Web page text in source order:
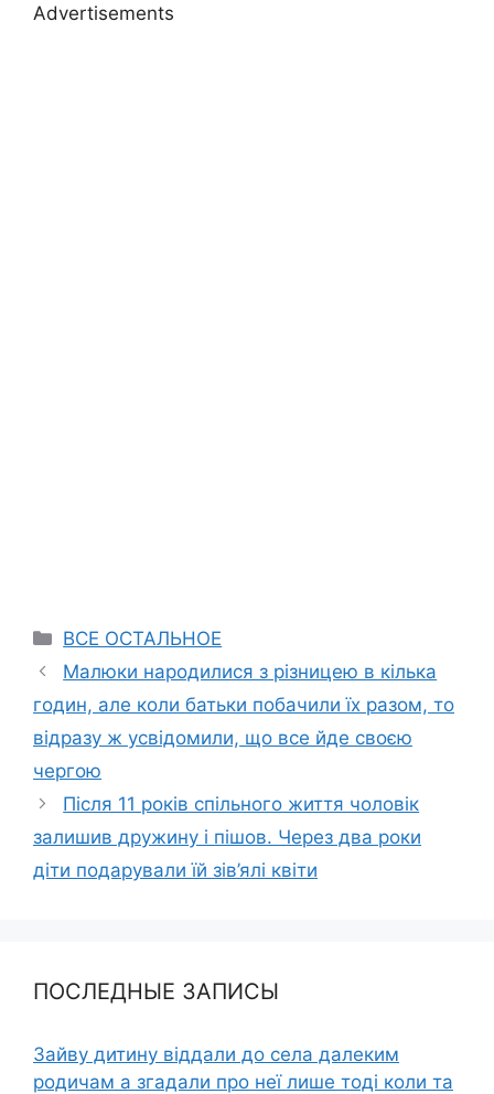
Advertisements
Categories
ВСЕ ОСТАЛЬНОЕ
Малюки народилися з різницею в кілька
годин, але коли батьки побачили їх разом, то
відразу ж усвідомили, що все йде своєю
чергою
Після 11 років спільного життя чоловік
залишив дружину і пішов. Через два роки
діти подарували їй зів’ялі квіти
ПОСЛЕДНЫЕ ЗАПИСЫ
Зайву дитину віддали до села далеким
родичам а згадали про неї лише тоді коли та